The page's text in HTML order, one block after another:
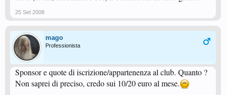
25 Set 2008
mago
Professionista
Sponsor e quote di iscrizione/appartenenza al club. Quanto ?
Non saprei di preciso, credo sui 10/20 euro al mese.